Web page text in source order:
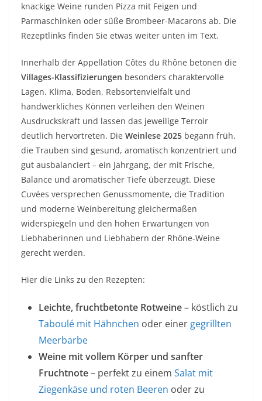
knackige Weine runden Pizza mit Feigen und
Parmaschinken oder süße Brombeer-Macarons ab. Die
Rezeptlinks finden Sie etwas weiter unten im Text.
Innerhalb der Appellation Côtes du Rhône betonen die
Villages-Klassifizierungen besonders charaktervolle
Lagen. Klima, Boden, Rebsortenvielfalt und
handwerkliches Können verleihen den Weinen
Ausdruckskraft und lassen das jeweilige Terroir
deutlich hervortreten. Die Weinlese 2025 begann früh,
die Trauben sind gesund, aromatisch konzentriert und
gut ausbalanciert – ein Jahrgang, der mit Frische,
Balance und aromatischer Tiefe überzeugt. Diese
Cuvées versprechen Genussmomente, die Tradition
und moderne Weinbereitung gleichermaßen
widerspiegeln und den hohen Erwartungen von
Liebhaberinnen und Liebhabern der Rhône-Weine
gerecht werden.
Hier die Links zu den Rezepten:
Leichte, fruchtbetonte Rotweine– köstlich zu
Taboulé mit Hähnchen oder einer gegrillten
Meerbarbe
Weine mit vollem Körper und sanfter
Fruchtnote– perfekt zu einem Salat mit
Ziegenkäse und roten Beeren oder zu